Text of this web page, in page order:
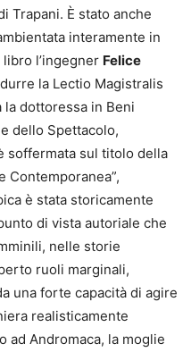
Trapani. È stato anche
interamente in
l’ingegner Felice
la Lectio Magistralis
dottoressa in Beni
dello Spettacolo,
soffermata sul titolo della
Contemporanea”,
è stata storicamente
di vista autoriale che
nelle storie
ruoli marginali,
una forte capacità di agire
realisticamente
ad Andromaca, la moglie